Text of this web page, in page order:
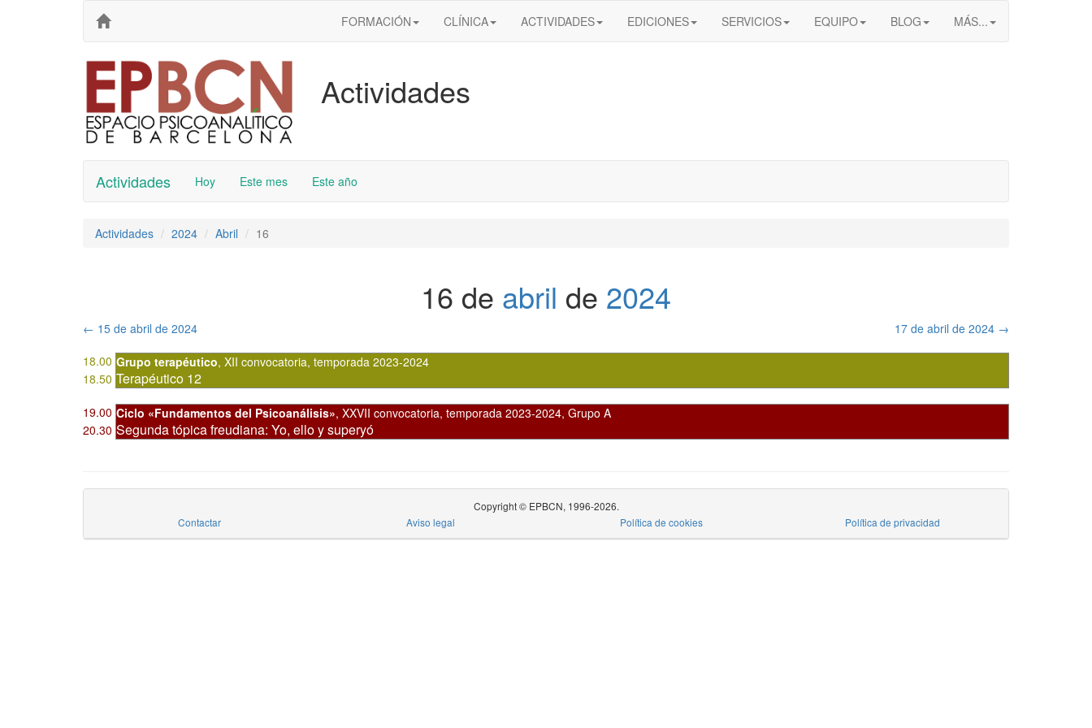
FORMACIÓN CLÍNICA ACTIVIDADES EDICIONES SERVICIOS EQUIPO BLOG MÁS...
Actividades
Actividades Hoy Este mes Este año
Actividades 2024 Abril 16
16 de abril de 2024
← 15 de abril de 2024 17 de abril de 2024 →
18.00 Grupo terapéutico, XII convocatoria, temporada 2023-2024
Terapéutico 12
18.50
19.00 Ciclo «Fundamentos del Psicoanálisis», XXVII convocatoria, temporada 2023-2024, Grupo A
Segunda tópica freudiana: Yo, ello y superyó
20.30
Copyright © EPBCN, 1996-2026.
Contactar
Aviso legal Política de cookies Política de privacidad